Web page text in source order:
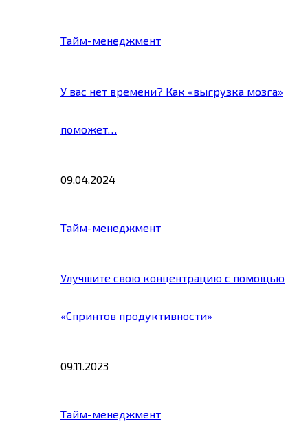
Тайм-менеджмент
У вас нет времени? Как «выгрузка мозга»
поможет…
09.04.2024
Тайм-менеджмент
Улучшите свою концентрацию с помощью
«Спринтов продуктивности»
09.11.2023
Тайм-менеджмент